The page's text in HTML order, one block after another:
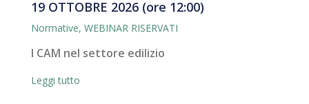
19 OTTOBRE 2026 (ore 12:00)
Normative, WEBINAR RISERVATI
I CAM nel settore edilizio
Leggi tutto